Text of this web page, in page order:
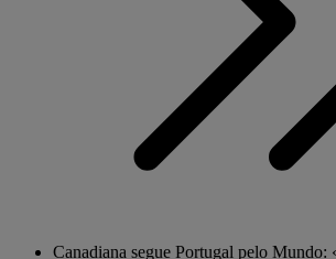
Canadiana segue Portugal pelo Mundo: